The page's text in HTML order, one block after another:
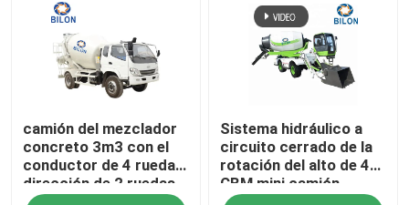
camión del mezclador
concreto 3m3 con el
conductor de 4 ruedas,
dirección de 2 ruedas
Sistema hidráulico a
circuito cerrado de la
rotación del alto de 4
CBM mini camión